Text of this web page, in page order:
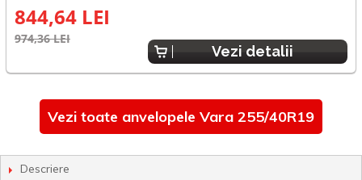
844,64 LEI
974,36 LEI
Vezi detalii
Vezi toate anvelopele Vara 255/40R19
Descriere